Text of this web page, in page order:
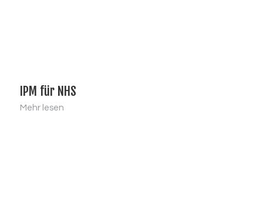
IPM für NHS
Mehr lesen